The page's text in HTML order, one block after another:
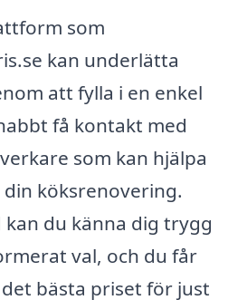
som
kan underlätta
att fylla i en enkel
få kontakt med
som kan hjälpa
köksrenovering.
du känna dig trygg
val, och du får
bästa priset för just